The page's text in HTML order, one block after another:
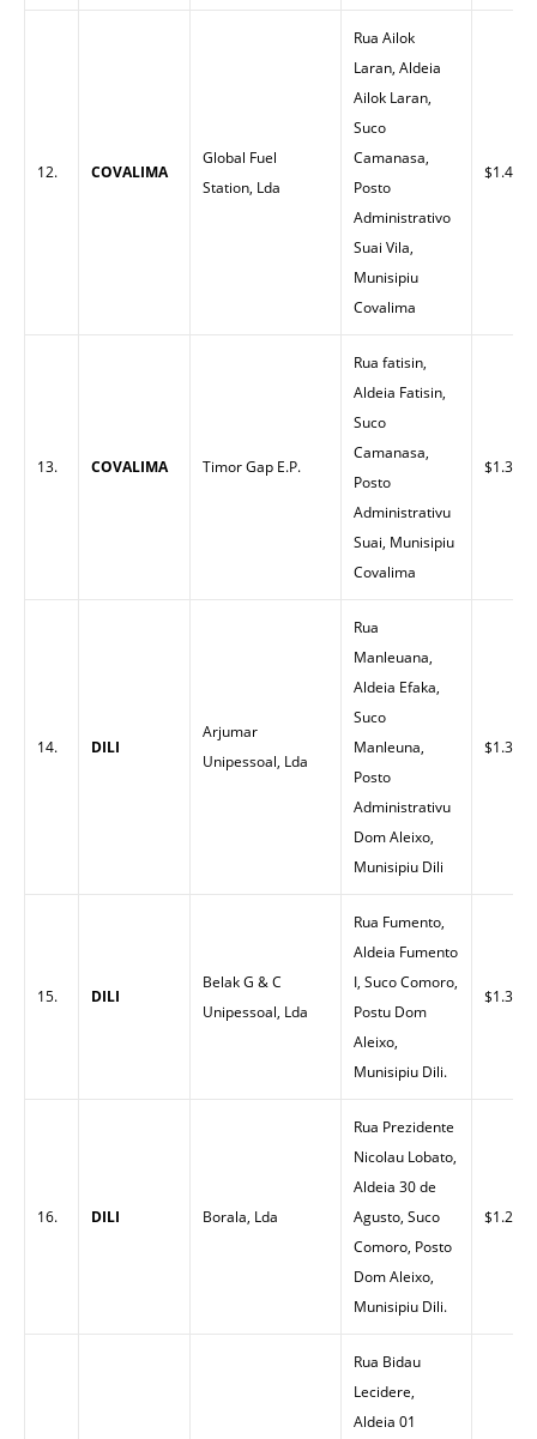
12. COVALIMA
Global Fuel
Station, Lda
Rua Ailok
Laran, Aldeia
Ailok Laran,
Suco
Camanasa,
Posto
Administrativo
Suai Vila,
Munisipiu
Covalima
$1.40
13. COVALIMA Timor Gap E.P.
Rua fatisin,
Aldeia Fatisin,
Suco
Camanasa,
Posto
Administrativu
Suai, Munisipiu
Covalima
$1.38
14. DILI
Arjumar
Unipessoal, Lda
Rua
Manleuana,
Aldeia Efaka,
Suco
Manleuna,
Posto
Administrativu
Dom Aleixo,
Munisipiu Dili
$1.32
15. DILI
Belak G & C
Unipessoal, Lda
Rua Fumento,
Aldeia Fumento
I, Suco Comoro,
Postu Dom
Aleixo,
Munisipiu Dili.
$1.33
16. DILI Borala, Lda
Rua Prezidente
Nicolau Lobato,
Aldeia 30 de
Agusto, Suco
Comoro, Posto
Dom Aleixo,
Munisipiu Dili.
$1.25
Rua Bidau
Lecidere,
Aldeia 01